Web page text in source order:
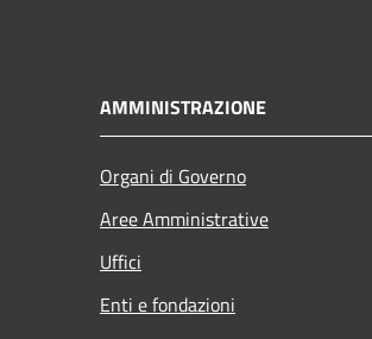
AMMINISTRAZIONE
Organi di Governo
Aree Amministrative
Uffici
Enti e fondazioni